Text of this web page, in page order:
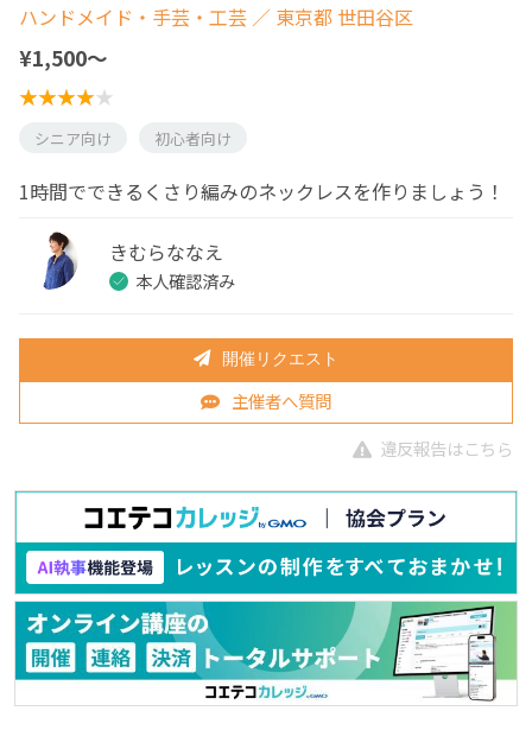
ハンドメイド・手芸・工芸 ／ 東京都 世田谷区
¥1,500〜
シニア向け 初心者向け
1時間でできるくさり編みのネックレスを作りましょう！
きむらななえ
本人確認済み
開催リクエスト
主催者へ質問
違反報告はこちら